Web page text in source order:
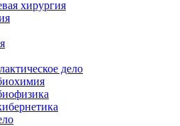
хирургия
дело